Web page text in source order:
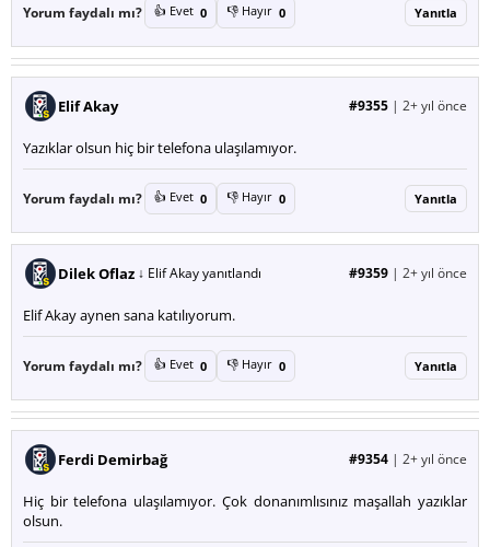
Yorum faydalı mı? 👍 Evet 0 👎 Hayır 0 Yanıtla
Elif Akay #9355 | 2+ yıl önce
Yazıklar olsun hiç bir telefona ulaşılamıyor.
Yorum faydalı mı? 👍 Evet 0 👎 Hayır 0 Yanıtla
Dilek Oflaz ↓ Elif Akay yanıtlandı #9359 | 2+ yıl önce
Elif Akay aynen sana katılıyorum.
Yorum faydalı mı? 👍 Evet 0 👎 Hayır 0 Yanıtla
Ferdi Demirbağ #9354 | 2+ yıl önce
Hiç bir telefona ulaşılamıyor. Çok donanımlısınız maşallah yazıklar
olsun.